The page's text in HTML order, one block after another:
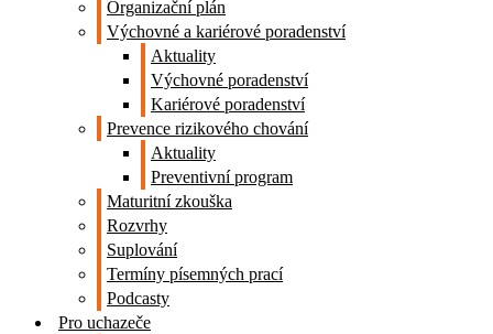
Organizační plán
Výchovné a kariérové poradenství
Aktuality
Výchovné poradenství
Kariérové poradenství
Prevence rizikového chování
Aktuality
Preventivní program
Maturitní zkouška
Rozvrhy
Suplování
Termíny písemných prací
Podcasty
Pro uchazeče